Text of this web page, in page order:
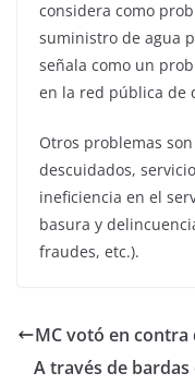
considera como
suministro de agua
señala como un
en la red pública de
Otros problemas
descuidados,
ineficiencia en el
basura y
fraudes, etc.).
MC votó en
A través de